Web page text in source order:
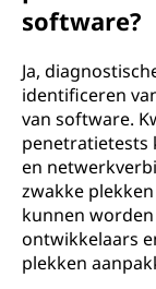
software?
Ja,
identificeren
van software.
penetratietests
en
zwakke
kunnen
ontwikkelaars
plekken